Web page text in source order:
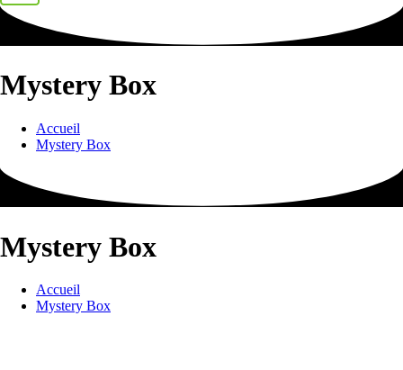
Mystery Box
Accueil
Mystery Box
Mystery Box
Accueil
Mystery Box